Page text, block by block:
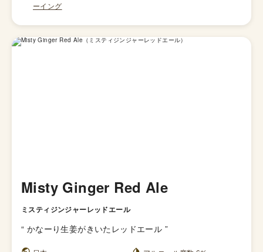
ーイング
Misty Ginger Red Ale
ミスティジンジャーレッドエール
“ かなーり生姜がきいたレッドエール ”